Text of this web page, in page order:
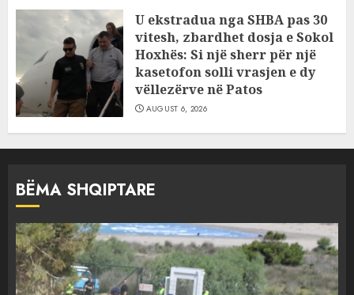
U ekstradua nga SHBA pas 30
vitesh, zbardhet dosja e Sokol
Hoxhës: Si një sherr për një
kasetofon solli vrasjen e dy
vëllezërve në Patos
AUGUST 6, 2026
BËMA SHQIPTARE